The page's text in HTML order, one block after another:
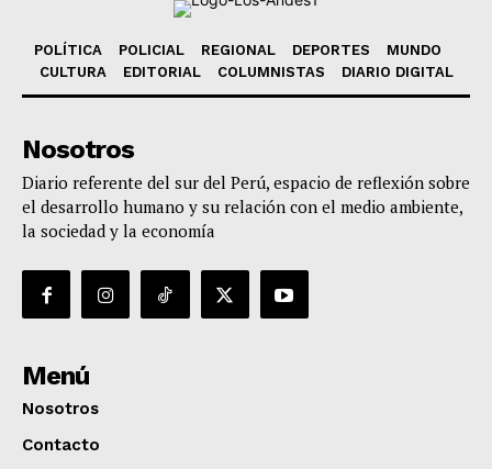
POLÍTICA POLICIAL REGIONAL DEPORTES
MUNDO
CULTURA
EDITORIAL COLUMNISTAS DIARIO DIGITAL
Nosotros
Diario referente del sur del Perú, espacio de reflexión sobre
el desarrollo humano y su relación con el medio ambiente,
la sociedad y la economía
Menú
Nosotros
Contacto